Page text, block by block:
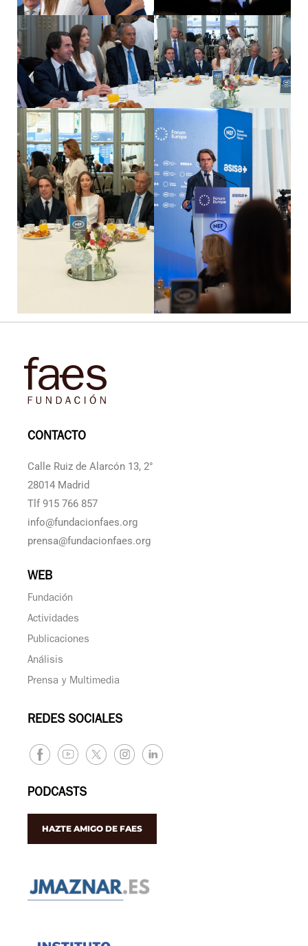
CONTACTO
Calle Ruiz de Alarcón 13, 2°
28014 Madrid
Tlf 915 766 857
info@fundacionfaes.org
prensa@fundacionfaes.org
WEB
Fundación
Actividades
Publicaciones
Análisis
Prensa y Multimedia
REDES SOCIALES
PODCASTS
HAZTE AMIGO DE FAES